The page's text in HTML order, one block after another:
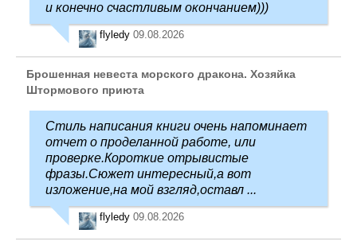
и конечно счастливым окончанием)))
flyledy 09.08.2026
Брошенная невеста морского дракона. Хозяйка
Штормового приюта
Стиль написания книги очень напоминает
отчет о проделанной работе, или
проверке.Короткие отрывистые
фразы.Сюжет интересный,а вот
изложение,на мой взгляд,оставл ...
flyledy 09.08.2026